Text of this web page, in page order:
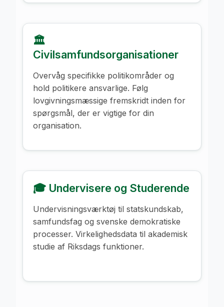
🏛️
Civilsamfundsorganisationer
Overvåg specifikke politikområder og
hold politikere ansvarlige. Følg
lovgivningsmæssige fremskridt inden for
spørgsmål, der er vigtige for din
organisation.
🎓 Undervisere og Studerende
Undervisningsværktøj til statskundskab,
samfundsfag og svenske demokratiske
processer. Virkelighedsdata til akademisk
studie af Riksdags funktioner.